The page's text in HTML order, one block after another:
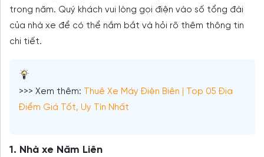
trong năm. Quý khách vui lòng gọi điện vào số tổng đài
của nhà xe để có thể nắm bắt và hỏi rõ thêm thông tin
chi tiết.
>>> Xem thêm: Thuê Xe Máy Điện Biên | Top 05 Địa
Điểm Giá Tốt, Uy Tín Nhất
1. Nhà xe Năm Liên